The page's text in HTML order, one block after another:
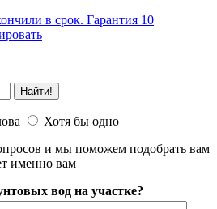
в срок. Гарантия 10
Хотя бы одно
и мы поможем подобрать вам
именно вам
вод на участке?